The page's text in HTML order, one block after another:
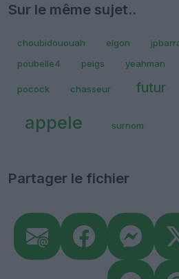
Sur le même sujet..
choubidououah elgon
poubelle4
peigs yeahman
pocock chasseur futur
appele surnom
Partager le fichier